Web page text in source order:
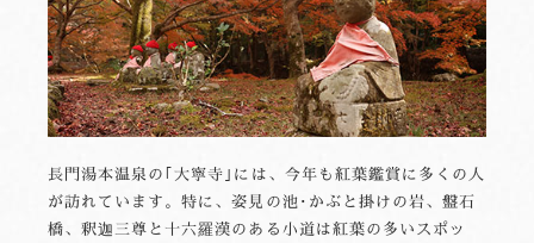
長門湯本温泉の｢大寧寺｣には、今年も紅葉鑑賞に多くの人
が訪れています。特に、姿見の池･かぶと掛けの岩、盤石
橋、釈迦三尊と十六羅漢のある小道は紅葉の多いスポッ